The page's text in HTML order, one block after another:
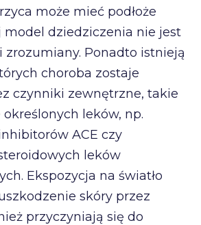
może mieć podłoże
model dziedziczenia nie jest
zrozumiany. Ponadto istnieją
choroba zostaje
czynniki zewnętrzne, takie
leków, np.
ACE czy
leków
Ekspozycja na światło
skóry przez
przyczyniają się do